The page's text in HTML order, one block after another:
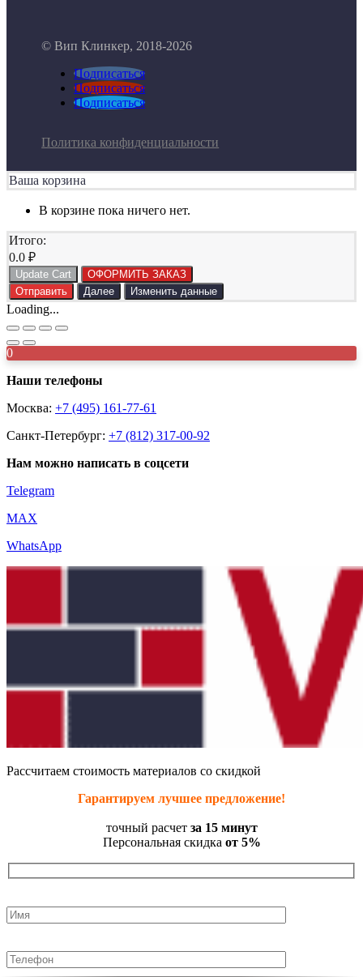
© Вип Клинкер, 2018-2026
Подписаться
Подписаться
Подписаться
Политика конфиденциальности
Ваша корзина
В корзине пока ничего нет.
Итого:
0.0 ₽
Update Cart
ОФОРМИТЬ ЗАКАЗ
Отправить
Далее Изменить данные
Loading...
0
Наши телефоны
Москва: +7 (495) 161-77-61
Санкт-Петербург: +7 (812) 317-00-92
Нам можно написать в соцсети
Telegram
MAX
WhatsApp
Рассчитаем стоимость материалов со скидкой
Гарантируем лучшее предложение!
точный расчет за 15 минут
Персональная скидка от 5%